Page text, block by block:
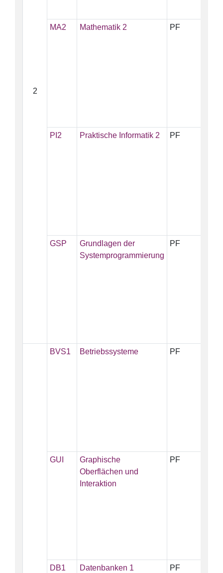
2
MA2 Mathematik 2 PF
PI2 Praktische Informatik 2 PF
GSP
Grundlagen der
Systemprogrammierung
PF
BVS1 Betriebssysteme PF
GUI
Graphische
Oberflächen und
Interaktion
PF
DB1 Datenbanken 1 PF